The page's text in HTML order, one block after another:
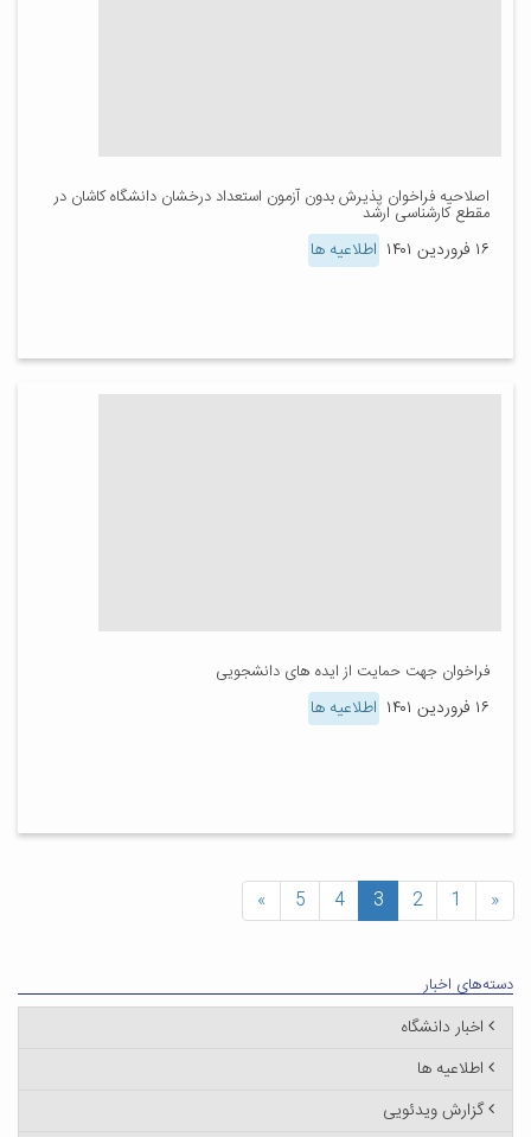
اصلاحیه فراخوان پذیرش بدون آزمون استعداد درخشان دانشگاه کاشان در
مقطع کارشناسی ارشد
۱۶ فروردین ۱۴۰۱ اطلاعیه ها
فراخوان جهت حمایت از ایده های دانشجویی
۱۶ فروردین ۱۴۰۱ اطلاعیه ها
«
1
2
3
4
5
»
دسته‌های اخبار
اخبار دانشگاه
اطلاعیه ها
گزارش ویدئویی